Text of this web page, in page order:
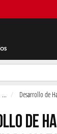
... Desarrollo de
DE